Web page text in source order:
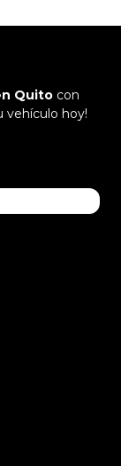
Quito con
vehículo hoy!